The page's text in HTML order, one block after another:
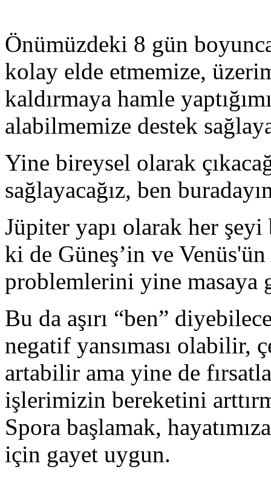
Önümüzdeki 8 gün
kolay elde etmemize,
kaldırmaya hamle
alabilmemize destek
Yine bireysel olarak
sağlayacağız, ben
Jüpiter yapı olarak her
ki de Güneş’in ve
problemlerini yine masaya
Bu da aşırı “ben”
negatif yansıması olabilir,
artabilir ama yine de
işlerimizin bereketini
Spora başlamak,
için gayet uygun.